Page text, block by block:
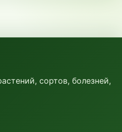
сортов, болезней,